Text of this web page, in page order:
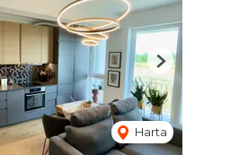
Harta
Next